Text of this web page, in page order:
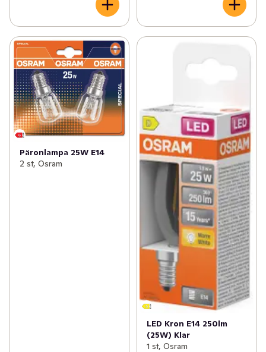
Päronlampa 25W E14
2 st, Osram
LED Kron E14 250lm
(25W) Klar
1 st, Osram